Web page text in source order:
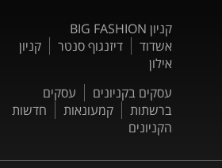
קניון BIG FASHION
אשדוד
דיזנגוף סנטר
קניון
אילון
עסקים בקניונים
עסקים
ברשתות
קמעונאות
חדשות
הקניונים